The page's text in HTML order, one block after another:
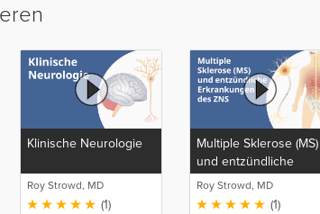
Klinische Neurologie
Roy Strowd, MD
(1)
Multiple Sklerose (MS)
und entzündliche
Erkrankungen des
ZNS
Roy Strowd, MD
(1)